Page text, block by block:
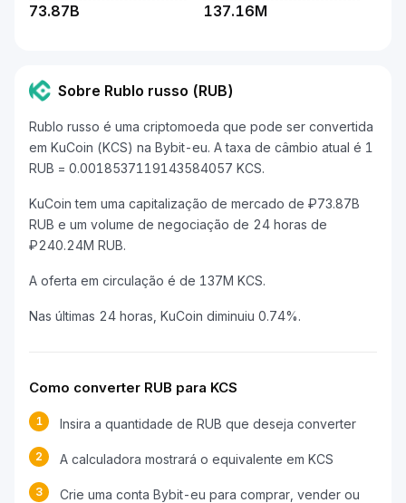
73.87B 137.16M
Sobre Rublo russo (RUB)
Rublo russo é uma criptomoeda que pode ser convertida
em KuCoin (KCS) na Bybit-eu. A taxa de câmbio atual é 1
RUB = 0.0018537119143584057 KCS.
KuCoin tem uma capitalização de mercado de ₽73.87B
RUB e um volume de negociação de 24 horas de
₽240.24M RUB.
A oferta em circulação é de 137M KCS.
Nas últimas 24 horas, KuCoin diminuiu 0.74%.
Como converter RUB para KCS
1 Insira a quantidade de RUB que deseja converter
2 A calculadora mostrará o equivalente em KCS
3
Crie uma conta Bybit-eu para comprar, vender ou